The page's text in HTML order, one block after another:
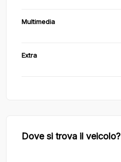
Multimedia
Extra
Dove si trova il veicolo?